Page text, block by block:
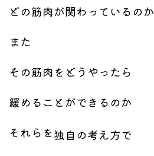
どの筋肉が関わっているのか
また
その筋肉をどうやったら
緩めることができるのか
それらを独自の考え方で